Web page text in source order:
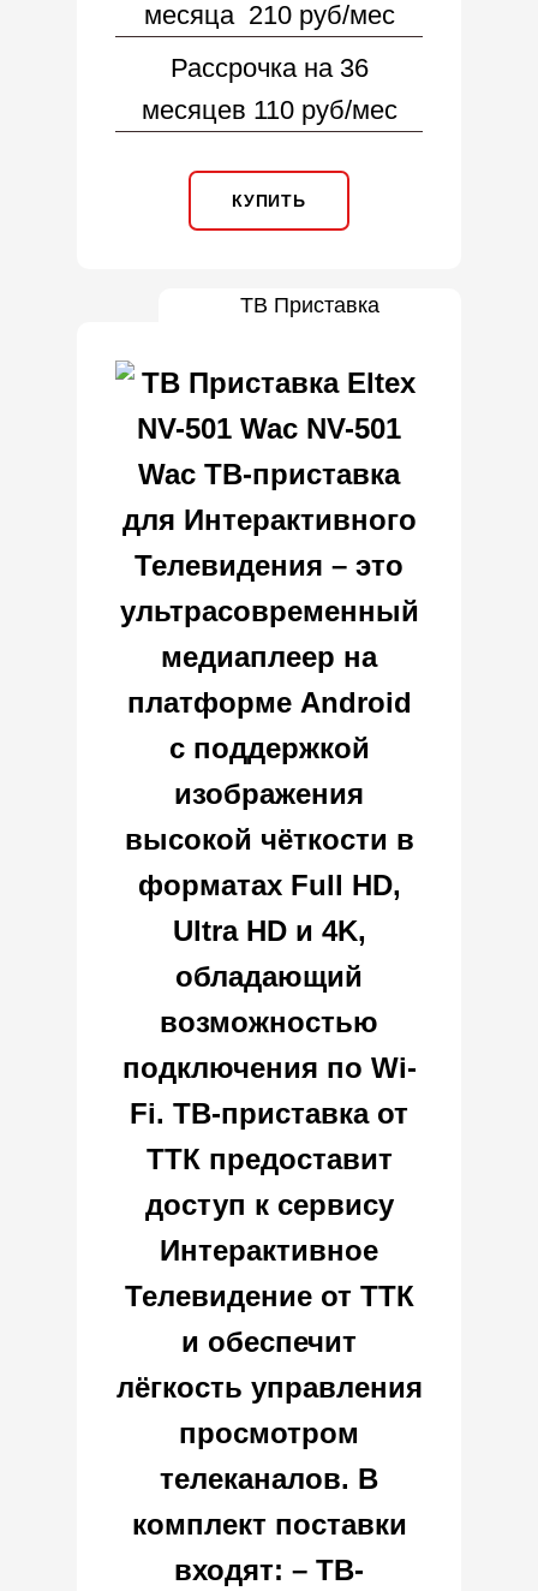
месяца 210 руб/мес
Рассрочка на 36
месяцев 110 руб/мес
КУПИТЬ
ТВ Приставка